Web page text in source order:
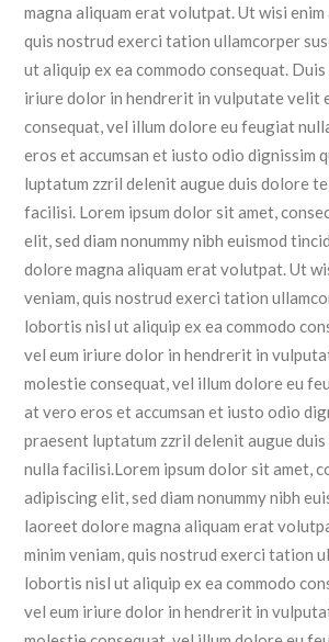
magna aliquam erat volutpat. Ut wisi enim
quis nostrud exerci tation ullamcorper
ut aliquip ex ea commodo consequat. Duis
iriure dolor in hendrerit in vulputate velit
consequat, vel illum dolore eu feugiat
eros et accumsan et iusto odio dignissim
luptatum zzril delenit augue duis dolore
facilisi. Lorem ipsum dolor sit amet,
elit, sed diam nonummy nibh euismod
dolore magna aliquam erat volutpat. Ut
veniam, quis nostrud exerci tation
lobortis nisl ut aliquip ex ea commodo
vel eum iriure dolor in hendrerit in
molestie consequat, vel illum dolore eu
at vero eros et accumsan et iusto odio
praesent luptatum zzril delenit augue
nulla facilisi.Lorem ipsum dolor sit amet,
adipiscing elit, sed diam nonummy nibh
laoreet dolore magna aliquam erat
minim veniam, quis nostrud exerci tation
lobortis nisl ut aliquip ex ea commodo
vel eum iriure dolor in hendrerit in